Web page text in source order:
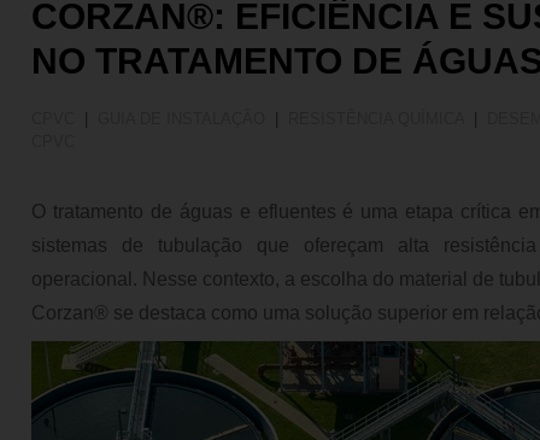
Guia de Instalação
Sistema de Tubulação
Sustentabilidade
Tratamento de Água
CORZAN®: EFICIÊNCIA E
NO TRATAMENTO DE
O tratamento de águas e efluentes é uma etapa crítica
sistemas de tubulação que ofereçam alta
operacional. Nesse contexto, a escolha do material de
Corzan® se destaca como uma solução superior em